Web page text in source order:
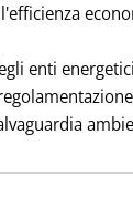
enti